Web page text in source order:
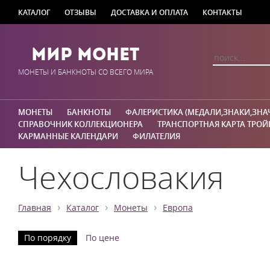
КАТАЛОГ ОТЗЫВЫ ДОСТАВКА И ОПЛАТА КОНТАКТЫ
Мир Монет
МОНЕТЫ И БАНКНОТЫ СО ВСЕГО МИРА
МОНЕТЫ БАНКНОТЫ
ФАЛЕРИСТИКА
СПРАВОЧНИК КОЛЛЕКЦИОНЕРА
ТРАНСПОРТНАЯ КАРТА
КАРМАННЫЕ КАЛЕНДАРИ
ФИЛАТЕЛИЯ
Чехословакия
Главная › Каталог › Монеты › Европа
По порядку По цене